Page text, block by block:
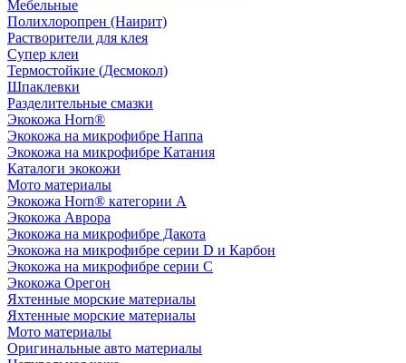
Мебельные
Полихлоропрен (Наирит)
Растворители для клея
Супер клеи
Термостойкие (Десмокол)
Шпаклевки
Разделительные смазки
Экокожа Horn®
Экокожа на микрофибре Наппа
Экокожа на микрофибре Катания
Каталоги экокожи
Мото материалы
Экокожа Horn® категории A
Экокожа Аврора
Экокожа на микрофибре Дакота
Экокожа на микрофибре серии D и Карбон
Экокожа на микрофибре серии С
Экокожа Орегон
Яхтенные морские материалы
Яхтенные морские материалы
Мото материалы
Оригинальные авто материалы